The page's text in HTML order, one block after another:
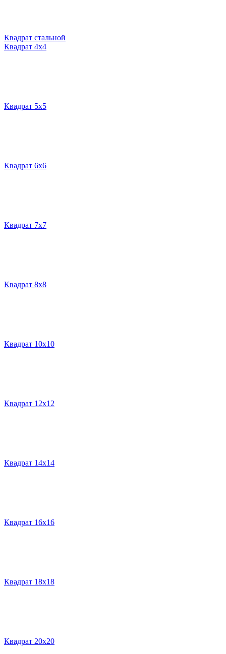
Квадрат стальной
Квадрат 4х4
Квадрат 5х5
Квадрат 6х6
Квадрат 7х7
Квадрат 8х8
Квадрат 10х10
Квадрат 12х12
Квадрат 14х14
Квадрат 16х16
Квадрат 18х18
Квадрат 20х20